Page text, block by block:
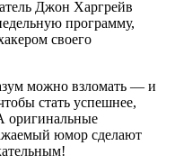
Джон Харгрейв
программу,
своего
можно взломать — и
стать успешнее,
оригинальные
юмор сделают